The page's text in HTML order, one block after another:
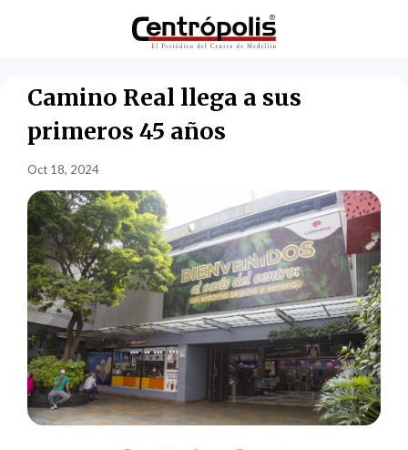
Camino Real llega a sus
primeros 45 años
Oct 18, 2024